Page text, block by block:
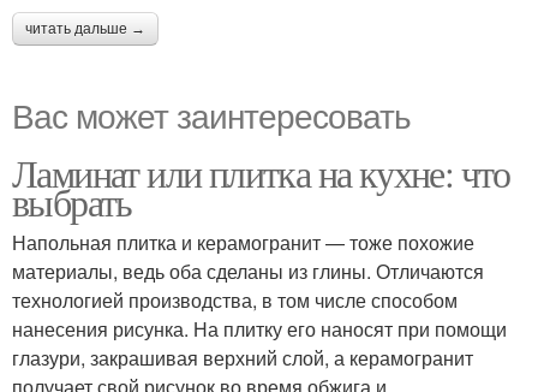
читать дальше →
Вас может заинтересовать
Ламинат или плитка на кухне: что
выбрать
Напольная плитка и керамогранит — тоже похожие
материалы, ведь оба сделаны из глины. Отличаются
технологией производства, в том числе способом
нанесения рисунка. На плитку его наносят при помощи
глазури, закрашивая верхний слой, а керамогранит